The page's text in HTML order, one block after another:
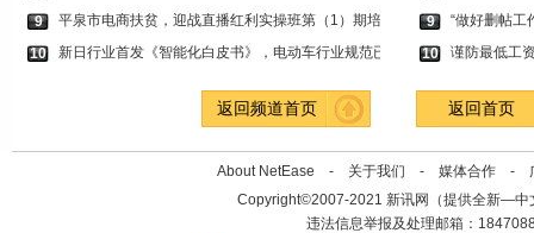
9
平泉市电商扶贫，迎战直播红利实操班第（1）期培
10
新日行业首发《智能化白皮书》，电动车行业规范已
9
“做好删帖工
10
谨防最低工
返回频道首页 返回首页
About NetEase - 关于我们 - 媒体合作 -
Copyright©2007-2021 新讯网（提供全新—中
违法信息举报及处理邮箱：